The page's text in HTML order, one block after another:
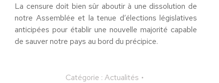
La censure doit bien sûr aboutir à une dissolution de
notre Assemblée et la tenue d’élections législatives
anticipées pour établir une nouvelle majorité capable
de sauver notre pays au bord du précipice.
Catégorie : Actualités